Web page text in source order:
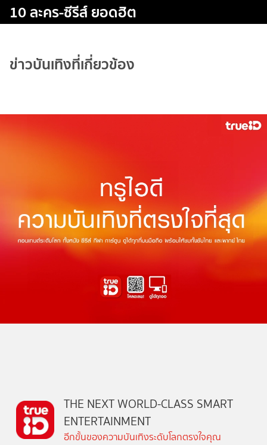
10 ละคร-ซีรีส์ ยอดฮิต
ข่าวบันเทิงที่เกี่ยวข้อง
THE NEXT WORLD-CLASS SMART
ENTERTAINMENT
อีกขั้นของความบันเทิงระดับโลกตรงใจคุณ